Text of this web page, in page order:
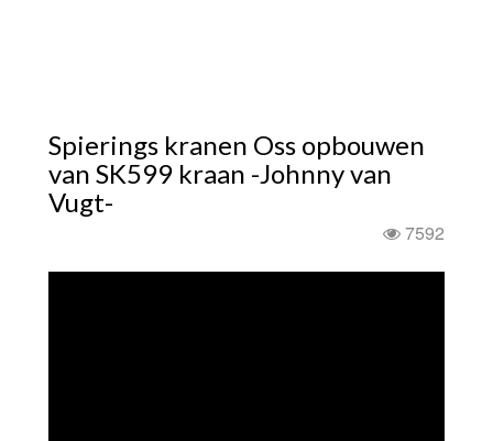
Spierings kranen Oss opbouwen
van SK599 kraan -Johnny van
Vugt-
7592